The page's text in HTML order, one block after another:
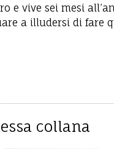
e vive sei mesi
a illudersi di fare
collana